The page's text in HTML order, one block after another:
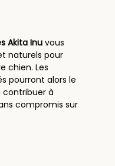
Akita Inuvous
naturels pour
chien. Les
pourront alors le
contribuer à
compromis sur